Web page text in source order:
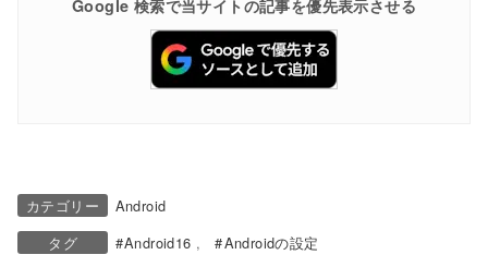
Google 検索で当サイトの記事を優先表示させる
カテゴリー
Android
タグ
Android16 Androidの設定